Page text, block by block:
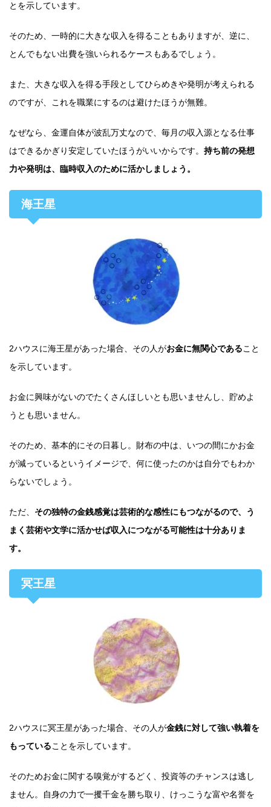
とを示しています。
そのため、一時的に大きな収入を得ることもありますが、逆に、
とんでもない出費を強いられるケースもあるでしょう。
また、大きな収入を得る手段としてひらめきや発明が考えられる
のですが、これを職業にするのは避けたほうが無難。
なぜなら、金運自体が波乱万丈なので、毎月の収入源となる仕事
はできるかぎり安定していたほうがいいからです。 持ち前の発想
力や発明は、臨時収入のために活かしましょう。
海王星
2ハウスに海王星があった場合、その人がお金に無関心であること
を示しています。
お金に興味がないのでたくさんほしいとも思いませんし、貯めよ
うとも思いません。
そのため、基本的にその日暮し。財布の中は、いつの間にかお金
が減っているというイメージで、何に使ったのかは自分でもわか
らないでしょう。
ただ、 その独特の金銭感覚は芸術的な感性にもつながるので、う
まく芸術や文学に活かせば収入につながる可能性は十分ありま
す。
冥王星
2ハウスに冥王星があった場合、その人が金銭に対して強い執着を
もっていることを示しています。
そのためお金に関する嗅覚がするどく、投資等のチャンスは逃し
ません。自身の力で一攫千金を勝ち取り、けっこうな富や名誉を